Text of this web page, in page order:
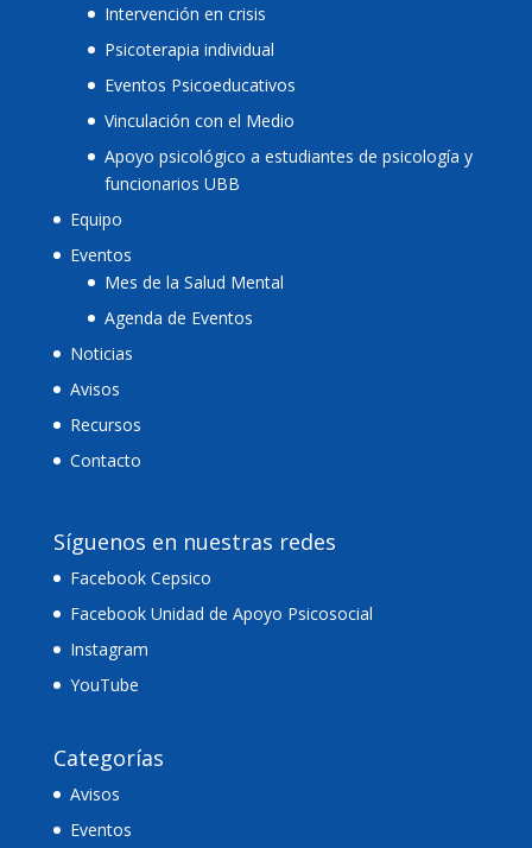
Intervención en crisis
Psicoterapia individual
Eventos Psicoeducativos
Vinculación con el Medio
Apoyo psicológico a estudiantes de psicología y
funcionarios UBB
Equipo
Eventos
Mes de la Salud Mental
Agenda de Eventos
Noticias
Avisos
Recursos
Contacto
Síguenos en nuestras redes
Facebook Cepsico
Facebook Unidad de Apoyo Psicosocial
Instagram
YouTube
Categorías
Avisos
Eventos